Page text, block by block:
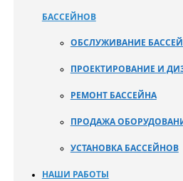
БАССЕЙНОВ
ОБСЛУЖИВАНИЕ
ПРОЕКТИРОВАНИЕ И
РЕМОНТ БАССЕЙНА
ПРОДАЖА
УСТАНОВКА БАССЕЙНОВ
НАШИ РАБОТЫ